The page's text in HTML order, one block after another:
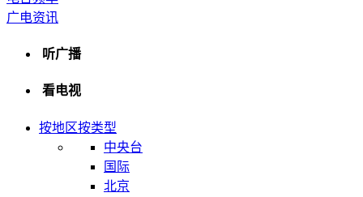
广电资讯
听广播
看电视
按地区按类型
中央台
国际
北京